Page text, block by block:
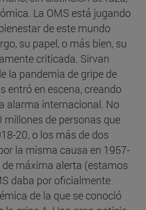
La OMS está jugando
de este mundo
su papel, o más bien, su
criticada. Sirvan
la pandemia de gripe de
entró en escena, creando
alarma internacional. No
de personas que
20, o los más de dos
la misma causa en 1957-
máxima alerta (estamos
daba por oficialmente
de la que se conoció